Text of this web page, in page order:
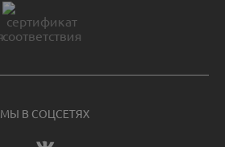
МЫ В СОЦСЕТЯХ